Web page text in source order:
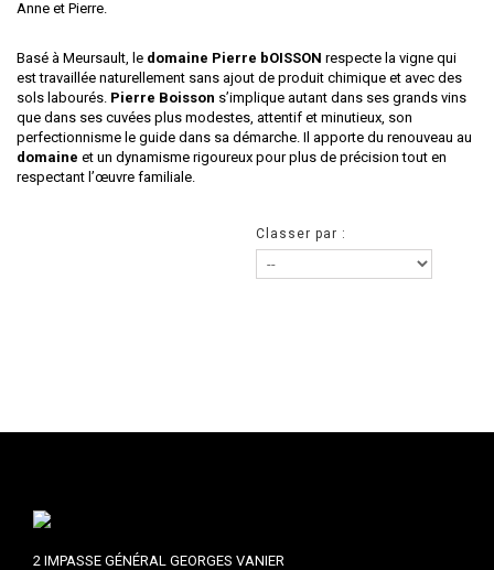
Anne et Pierre.
Basé à Meursault, le domaine Pierre bOISSON respecte la vigne qui
est travaillée naturellement sans ajout de produit chimique et avec des
sols labourés. Pierre Boisson s’implique autant dans ses grands vins
que dans ses cuvées plus modestes, attentif et minutieux, son
perfectionnisme le guide dans sa démarche. Il apporte du renouveau au
domaine et un dynamisme rigoureux pour plus de précision tout en
respectant l’œuvre familiale.
Classer par :
2 IMPASSE GÉNÉRAL GEORGES VANIER